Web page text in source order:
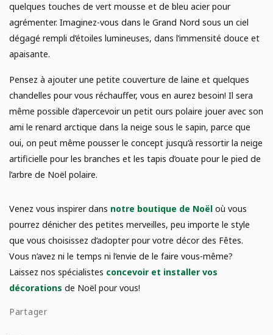
quelques touches de vert mousse et de bleu acier pour
agrémenter. Imaginez-vous dans le Grand Nord sous un ciel
dégagé rempli d’étoiles lumineuses, dans l’immensité douce et
apaisante.
Pensez à ajouter une petite couverture de laine et quelques
chandelles pour vous réchauffer, vous en aurez besoin! Il sera
même possible d’apercevoir un petit ours polaire jouer avec son
ami le renard arctique dans la neige sous le sapin, parce que
oui, on peut même pousser le concept jusqu’à ressortir la neige
artificielle pour les branches et les tapis d’ouate pour le pied de
l’arbre de Noël polaire.
Venez vous inspirer dans notre boutique de Noël où vous
pourrez dénicher des petites merveilles, peu importe le style
que vous choisissez d’adopter pour votre décor des Fêtes.
Vous n’avez ni le temps ni l’envie de le faire vous-même?
Laissez nos spécialistes concevoir et installer vos
décorations de Noël pour vous!
Partager